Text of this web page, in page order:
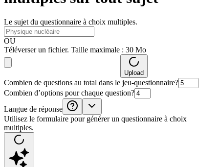
Le sujet du questionnaire à choix multiples.
OU
Téléverser un fichier. Taille maximale : 30 Mo
Upload
Combien de questions au total dans le jeu-questionnaire?
Combien d’options pour chaque question?
Langue de réponse
Utilisez le formulaire pour générer un questionnaire à choix
multiples.